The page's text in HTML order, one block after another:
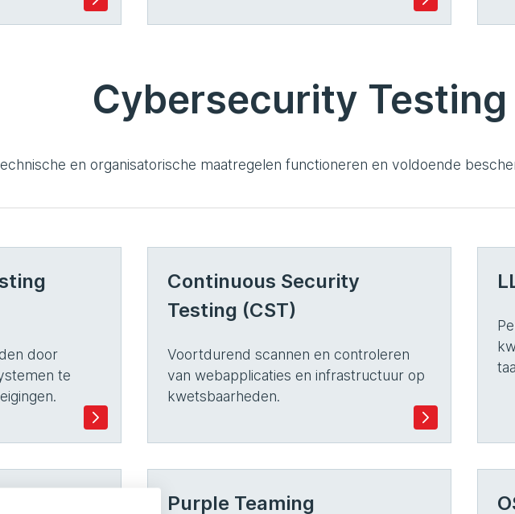
Cybersecurity Testing
en organisatorische maatregelen functioneren en voldoende
door
te
Continuous Security
Testing (CST)
Voortdurend scannen en controleren
van webapplicaties en infrastructuur op
kwetsbaarheden.
Purple Teaming